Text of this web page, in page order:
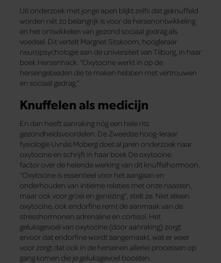
Uit onderzoek met jonge apen blijkt zelfs dat geknuffeld
worden nét zo belangrijk is voor de hersenontwikkeling
en het ontwikkelen van gezond sociaal gedrag als
voedsel. Dit vertelt Margriet Sitskoorn, hoogleraar
neuropsychologie aan de universiteit van Tilburg, in haar
boek Hersenhack. “Oxytocine werkt in op de
hersengebieden die te maken hebben met vertrouwen
en sociaal gedrag.”
Knuffelen als medicijn
En dan heeft aanraking nóg een hele rits
gezondheidsvoordelen. De Zweedse hoog-leraar
fysiologie Uvnäs Moberg doet al jaren onderzoek naar
oxytocine en schrijft in haar boek De oxytocine
factor over de helende werking van dit knuffelhormoon.
“Oxytocine is essentieel voor het aangaan en
onderhouden van intieme relaties met onze naasten,
maar ook voor groei en genezing”, stelt ze. Niet alleen
oxytocine, ook endorfine remt de aanmaak van de
stresshormonen adrenaline en cortisol. Het
geluksgevoel van oxytocine (door aanraking) zorgt
ervoor dat endorfine wordt aangemaakt, wat er weer
voor zorgt dat ook in de hersenen allerlei processen op
gang komen die je geluksgevoel boosten.